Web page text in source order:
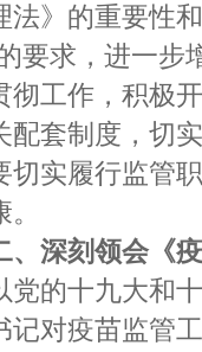
法》的重要性
要求，进一步
彻工作，积极
配套制度，切
切实履行监管
、深刻领会《
十九大和十
记对疫苗监管